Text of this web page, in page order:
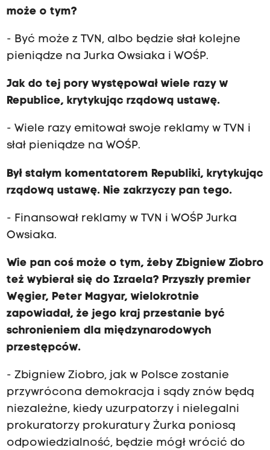
może o tym?
- Być może z TVN, albo będzie słał kolejne
pieniądze na Jurka Owsiaka i WOŚP.
Jak do tej pory występował wiele razy w
Republice, krytykując rządową ustawę.
- Wiele razy emitował swoje reklamy w TVN i
słał pieniądze na WOŚP.
Był stałym komentatorem Republiki, krytykując
rządową ustawę. Nie zakrzyczy pan tego.
- Finansował reklamy w TVN i WOŚP Jurka
Owsiaka.
Wie pan coś może o tym, żeby Zbigniew Ziobro
też wybierał się do Izraela? Przyszły premier
Węgier, Peter Magyar, wielokrotnie
zapowiadał, że jego kraj przestanie być
schronieniem dla międzynarodowych
przestępców.
- Zbigniew Ziobro, jak w Polsce zostanie
przywrócona demokracja i sądy znów będą
niezależne, kiedy uzurpatorzy i nielegalni
prokuratorzy prokuratury Żurka poniosą
odpowiedzialność, będzie mógł wrócić do